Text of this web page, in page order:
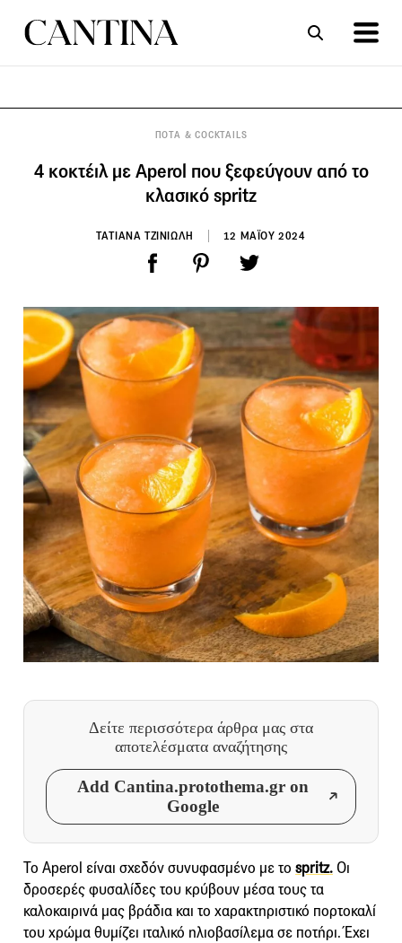
ΠΟΤΑ & COCKTAILS
4 κοκτέιλ με Aperol που ξεφεύγουν από το
κλασικό spritz
ΤΑΤΙΑΝΑ ΤΖΙΝΙΩΛΗ 12 ΜΑΪΟΥ 2024
Δείτε περισσότερα άρθρα μας στα
αποτελέσματα αναζήτησης
Add Cantina.protothema.gr on
Google
Το Aperol είναι σχεδόν συνυφασμένο με το spritz.Οι
δροσερές φυσαλίδες του κρύβουν μέσα τους τα
καλοκαιρινά μας βράδια και το χαρακτηριστικό πορτοκαλί
του χρώμα θυμίζει ιταλικό ηλιοβασίλεμα σε ποτήρι. Έχει